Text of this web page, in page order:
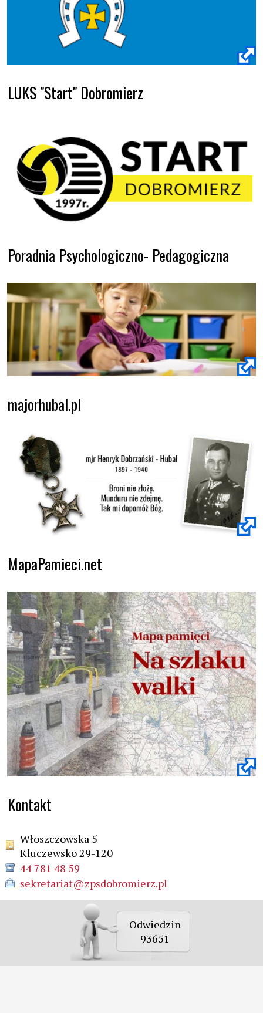
LUKS "Start" Dobromierz
Poradnia Psychologiczno- Pedagogiczna
majorhubal.pl
MapaPamieci.net
Kontakt
Włoszczowska 5
Kluczewsko 29-120
44 781 48 59
sekretariat@zpsdobromierz.pl
Odwiedzin
93651